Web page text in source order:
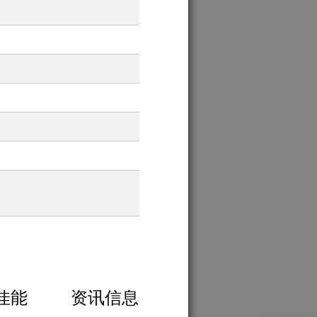
能 资讯信息